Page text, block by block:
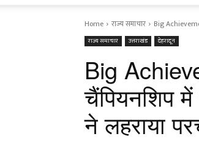
Home राज्य समाचार Big
राज्य समाचार उत्तराखंड देहरादून
Big
चैंपियनशिप में
ने लहराया